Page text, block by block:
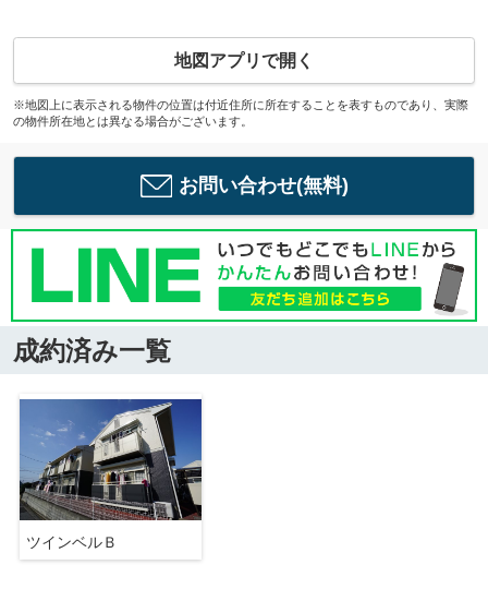
地図アプリで開く
※地図上に表示される物件の位置は付近住所に所在することを表すものであり、実際
の物件所在地とは異なる場合がございます。
お問い合わせ(無料)
成約済み一覧
ツインベルＢ